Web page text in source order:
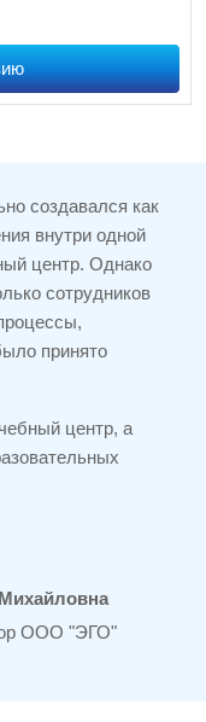
создавался как
внутри одной
центр. Однако
сотрудников
принято
центр, а
ООО "ЭГО"